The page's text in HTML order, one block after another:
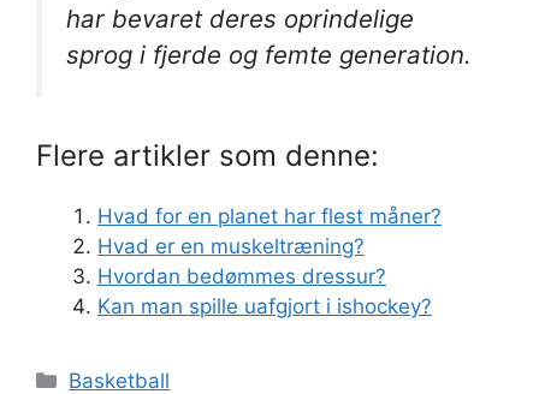
har bevaret deres oprindelige
sprog i fjerde og femte generation.
Flere artikler som denne:
Hvad for en planet har flest måner?
Hvad er en muskeltræning?
Hvordan bedømmes dressur?
Kan man spille uafgjort i ishockey?
Kategorier
Basketball